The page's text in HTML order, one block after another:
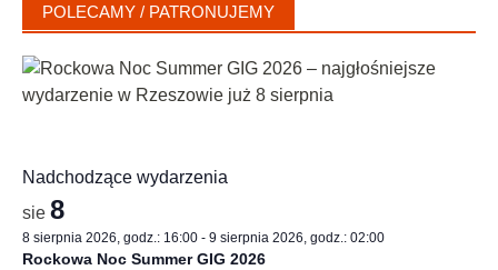
POLECAMY / PATRONUJEMY
Nadchodzące wydarzenia
sie 8
8 sierpnia 2026, godz.: 16:00 - 9 sierpnia 2026, godz.: 02:00
Rockowa Noc Summer GIG 2026